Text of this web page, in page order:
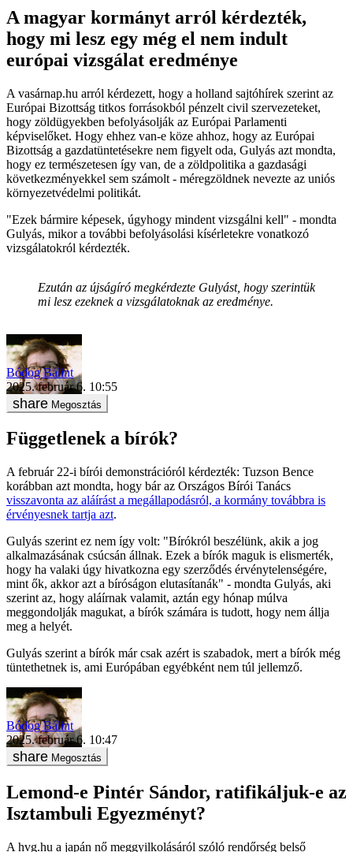
A magyar kormányt arról kérdezték,
hogy mi lesz egy még el nem indult
európai vizsgálat eredménye
A vasárnap.hu arról kérdezett, hogy a holland sajtóhírek szerint az
Európai Bizottság titkos forrásokból pénzelt civil szervezeteket,
hogy zöldügyekben befolyásolják az Európai Parlamenti
képviselőket. Hogy ehhez van-e köze ahhoz, hogy az Európai
Bizottság a gazdatüntetésekre nem figyelt oda, Gulyás azt mondta,
hogy ez természetesen így van, de a zöldpolitika a gazdasági
következményekkel sem számolt - méregzöldnek nevezte az uniós
környezetvédelmi politikát.
"Ezek bármire képesek, úgyhogy mindent vizsgálni kell" - mondta
Gulyás, mikor a további befolyásolási kísérletekre vonatkozó
vizsgálatokról kérdezték.
Ezután az újságíró megkérdezte Gulyást, hogy szerintük
mi lesz ezeknek a vizsgálatoknak az eredménye.
Bódog Bálint
2025. február 6. 10:55
Megosztás
Függetlenek a bírók?
A február 22-i bírói demonstrációról kérdezték: Tuzson Bence
korábban azt mondta, hogy bár az Országos Bírói Tanács
visszavonta az aláírást a megállapodásról, a kormány továbbra is
érvényesnek tartja azt.
Gulyás szerint ez nem így volt: "Bírókról beszélünk, akik a jog
alkalmazásának csúcsán állnak. Ezek a bírók maguk is elismerték,
hogy ha valaki úgy hivatkozna egy szerződés érvénytelenségére,
mint ők, akkor azt a bíróságon elutasítanák" - mondta Gulyás, aki
szerint az, hogy aláírnak valamit, aztán egy hónap múlva
meggondolják magukat, a bírók számára is tudott, hogy nem állja
meg a helyét.
Gulyás szerint a bírók már csak azért is szabadok, mert a bírók még
tüntethetnek is, ami Európában egyébként nem túl jellemző.
Bódog Bálint
2025. február 6. 10:47
Megosztás
Lemond-e Pintér Sándor, ratifikáljuk-e az
Isztambuli Egyezményt?
A hvg.hu a japán nő meggyilkolásáról szóló rendőrség belső